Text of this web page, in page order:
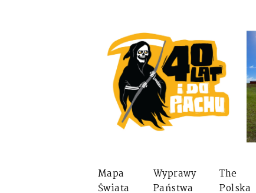
Mapa
Świata
Wyprawy
Państwa
The
Polska